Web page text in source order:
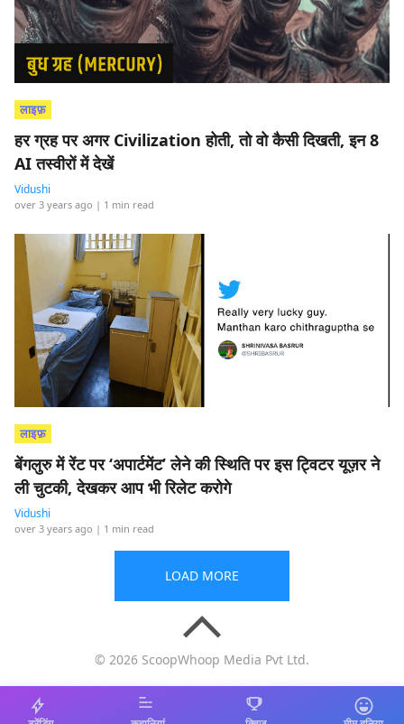
लाइफ़
हर ग्रह पर अगर Civilization होती, तो वो कैसी दिखती, इन 8
AI तस्वीरों में देखें
Vidushi
over 3 years ago | 1 min read
लाइफ़
बेंगलुरु में रेंट पर ‘अपार्टमेंट’ लेने की स्थिति पर इस ट्विटर यूज़र ने
ली चुटकी, देखकर आप भी रिलेट करोगे
Vidushi
over 3 years ago | 1 min read
LOAD MORE
© 2026 ScoopWhoop Media Pvt Ltd.